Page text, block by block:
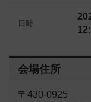
日時
会場住所
〒430-0925